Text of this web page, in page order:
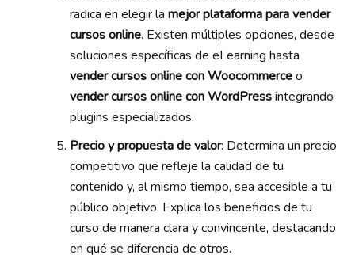
radica en elegir la mejor plataforma para vender
cursos online. Existen múltiples opciones, desde
soluciones específicas de eLearning hasta
vender cursos online con Woocommerceo
vender cursos online con WordPressintegrando
plugins especializados.
Precio y propuesta de valor: Determina un precio
competitivo que refleje la calidad de tu
contenido y, al mismo tiempo, sea accesible a tu
público objetivo. Explica los beneficios de tu
curso de manera clara y convincente, destacando
en qué se diferencia de otros.